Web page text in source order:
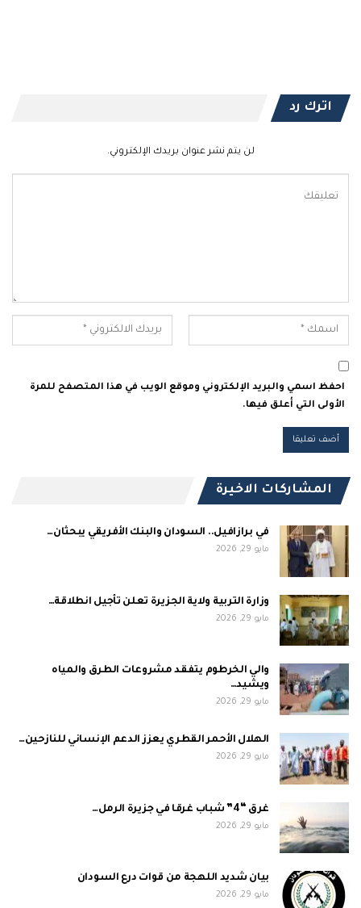
اترك رد
لن يتم نشر عنوان بريدك الإلكتروني.
احفظ اسمي والبريد الإلكتروني وموقع الويب في هذا المتصفح للمرة
الأولى التي أعلق فيها.
المشاركات الاخيرة
في برازافيل.. السودان والبنك الأفريقي يبحثان…
مايو 29, 2026
وزارة التربية ولاية الجزيرة تعلن تأجيل انطلاقة…
مايو 29, 2026
والي الخرطوم يتفقد مشروعات الطرق والمياه
ويشيد…
مايو 29, 2026
الهلال الأحمر القطري يعزز الدعم الإنساني للنازحين…
مايو 29, 2026
غرق “4” شباب غرقا في جزيرة الرمل…
مايو 29, 2026
بيان شديد اللهجة من قوات درع السودان
مايو 29, 2026